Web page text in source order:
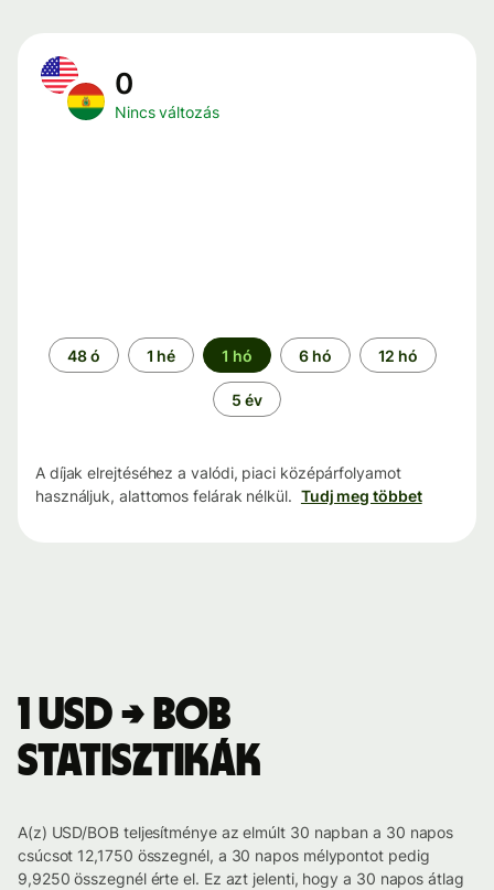
0
Nincs változás
Időszak
48 ó 1 hé 1 hó 6 hó 12 hó
5 év
A díjak elrejtéséhez a valódi, piaci középárfolyamot
használjuk, alattomos felárak nélkül. Tudj meg többet
1 USD → BOB
statisztikák
A(z) USD/BOB teljesítménye az elmúlt 30 napban a 30 napos
csúcsot 12,1750 összegnél, a 30 napos mélypontot pedig
9,9250 összegnél érte el. Ez azt jelenti, hogy a 30 napos átlag